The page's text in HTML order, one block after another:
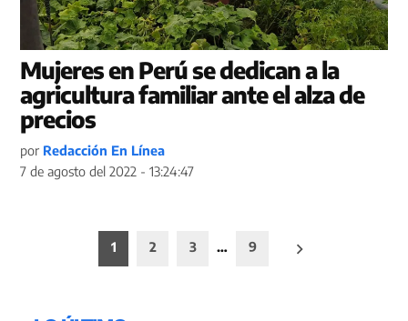
Mujeres en Perú se dedican a la
agricultura familiar ante el alza de
precios
por Redacción En Línea
7 de agosto del 2022 - 13:24:47
Paginación
1 2 3 … 9